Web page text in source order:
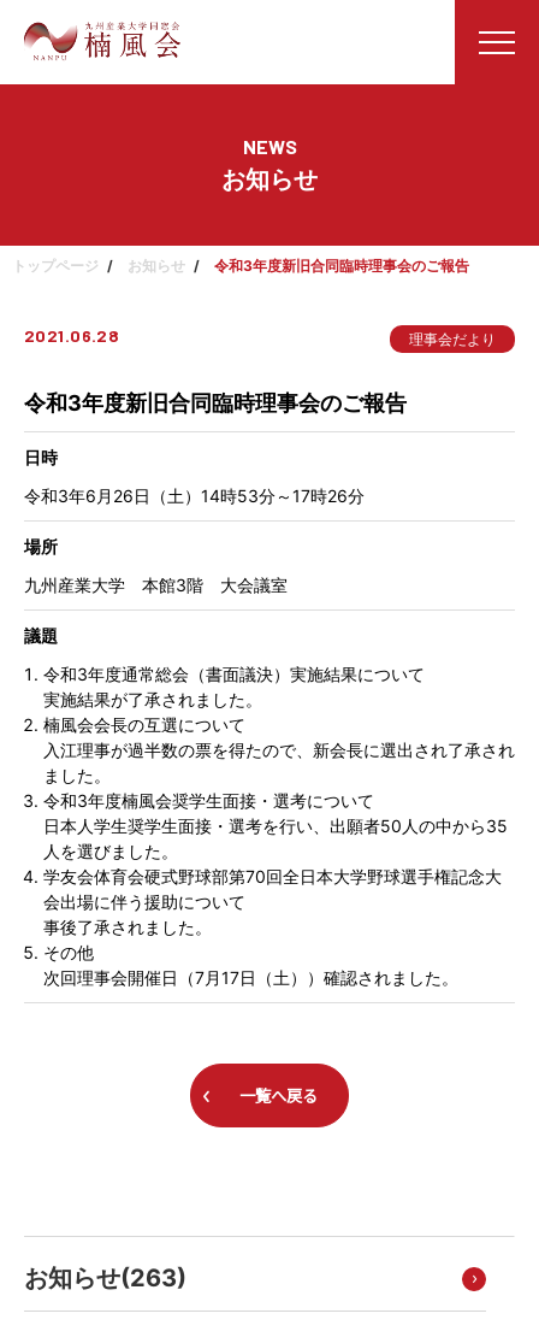
NEWS
お知らせ
トップページ お知らせ 令和3年度新旧合同臨時理事会のご報告
お知らせ(263)
2021.06.28 理事会だより
令和3年度新旧合同臨時理事会のご報告
日時
令和3年6月26日（土）14時53分～17時26分
場所
九州産業大学 本館3階 大会議室
議題
令和3年度通常総会（書面議決）実施結果について
実施結果が了承されました。
楠風会会長の互選について
入江理事が過半数の票を得たので、新会長に選出され了承され
ました。
令和3年度楠風会奨学生面接・選考について
日本人学生奨学生面接・選考を行い、出願者50人の中から35
人を選びました。
学友会体育会硬式野球部第70回全日本大学野球選手権記念大
会出場に伴う援助について
事後了承されました。
その他
次回理事会開催日（7月17日（土））確認されました。
一覧へ戻る